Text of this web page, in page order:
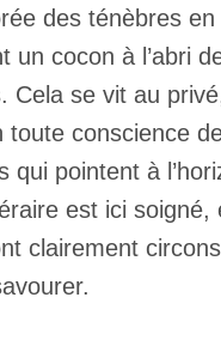
des ténèbres en
un cocon à l’abri
Cela se vit au
toute conscience
qui pointent à
est ici soigné,
clairement